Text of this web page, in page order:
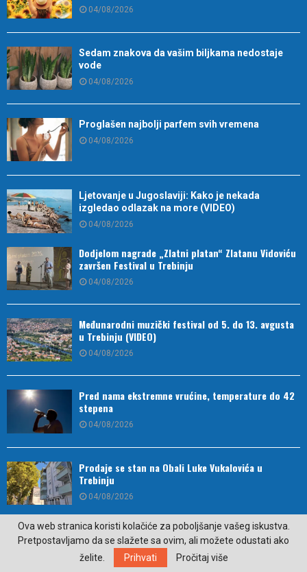
04/08/2026
Sedam znakova da vašim biljkama nedostaje
vode
04/08/2026
Proglašen najbolji parfem svih vremena
04/08/2026
Ljetovanje u Jugoslaviji: Kako je nekada
izgledao odlazak na more (VIDEO)
04/08/2026
Dodjelom nagrade „Zlatni platan“ Zlatanu Vidoviću
završen Festival u Trebinju
04/08/2026
Međunarodni muzički festival od 5. do 13. avgusta
u Trebinju (VIDEO)
04/08/2026
Pred nama ekstremne vrućine, temperature do 42
stepena
04/08/2026
Prodaje se stan na Obali Luke Vukalovića u
Trebinju
04/08/2026
Lake Fest 2026 – Tri dana vrhunske muzike,
prirode i nezaboravne atmosfere u Nikšiću
03/08/2026
Ova web stranica koristi kolačiće za poboljšanje vašeg iskustva.
Pretpostavljamo da se slažete sa ovim, ali možete odustati ako
želite.
Prihvati Pročitaj više